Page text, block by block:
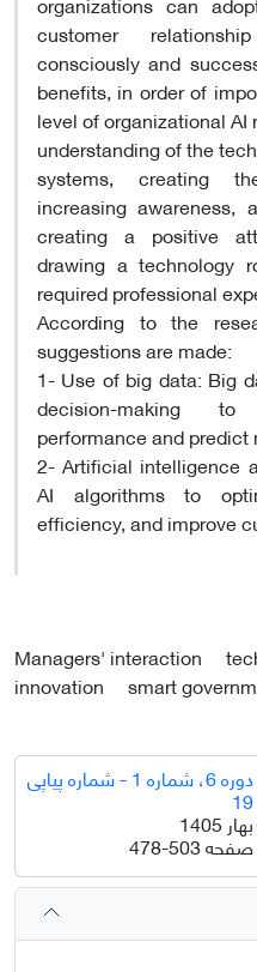
customer
consciously and
benefits, in order of
level of organizational
understanding of the
systems, creating
increasing awareness,
creating a positive
drawing a technology
required professional
According to the
suggestions are made:
1- Use of big data: Big
decision-making to
performance and predict
2- Artificial intelligence
AI algorithms to
efficiency, and improve
Managers' interaction
innovation
smart
دوره 6، شماره 1 - شماره پیاپی
19
بهار 1405
صفحه478-503